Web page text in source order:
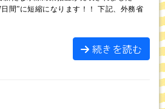
間”に短縮になります！！ 下記、外務省
続きを読む